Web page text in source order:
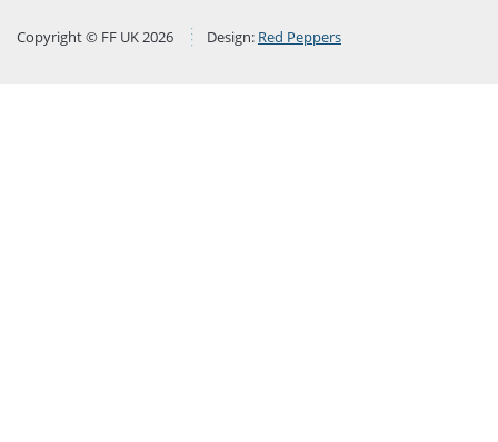
Copyright © FF UK 2026 Design: Red Peppers